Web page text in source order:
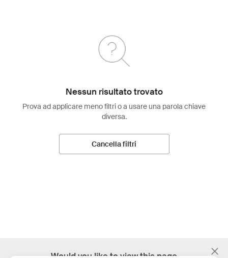
Nessun risultato trovato
Prova ad applicare meno filtri o a usare una parola chiave
diversa.
Cancella filtri